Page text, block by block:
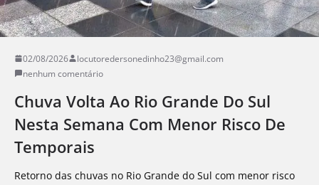
02/08/2026
locutoredersonedinho23@gmail.com
nenhum comentário
Chuva Volta Ao Rio Grande Do Sul
Nesta Semana Com Menor Risco De
Temporais
Retorno das chuvas no Rio Grande do Sul com menor risco